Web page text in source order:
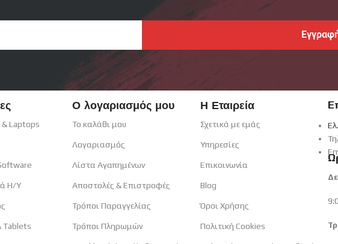
& Laptops
H/Y
Tablets
Ο λογαριασμός μου
Το καλάθι μου
Λογαριασμός
Λίστα Αγαπημένων
Αποστολές & Επιστροφές
Τρόποι Παραγγελίας
Τρόποι Πληρωμών
Η Εταιρεία
Σχετικά με εμάς
Υπηρεσίες
Επικοινωνία
Blog
Όροι Χρήσης
Πολιτική Cookies